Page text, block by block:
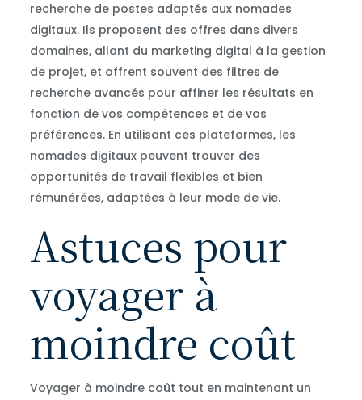
recherche de postes adaptés aux nomades
digitaux. Ils proposent des offres dans divers
domaines, allant du marketing digital à la gestion
de projet, et offrent souvent des filtres de
recherche avancés pour affiner les résultats en
fonction de vos compétences et de vos
préférences. En utilisant ces plateformes, les
nomades digitaux peuvent trouver des
opportunités de travail flexibles et bien
rémunérées, adaptées à leur mode de vie.
Astuces pour
voyager à
moindre coût
Voyager à moindre coût tout en maintenant un